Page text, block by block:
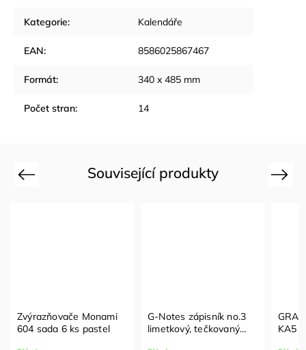
Kategorie: Kalendáře
EAN: 8586025867467
Formát: 340 x 485 mm
Počet stran: 14
Související produkty
Previous
Zvýrazňovače Monami
604 sada 6 ks pastel
G-Notes zápisník no.3
limetkový, tečkovaný
KA5
Next